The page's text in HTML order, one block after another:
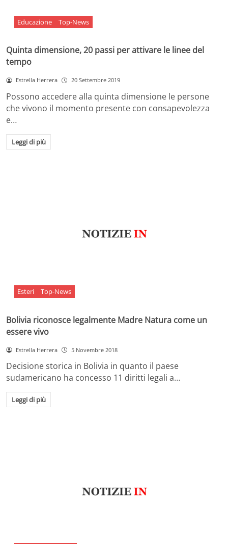
Educazione Top-News
Quinta dimensione, 20 passi per attivare le linee del
tempo
Estrella Herrera 20 Settembre 2019
Possono accedere alla quinta dimensione le persone
che vivono il momento presente con consapevolezza
e…
Leggi di più
Esteri Top-News
Bolivia riconosce legalmente Madre Natura come un
essere vivo
Estrella Herrera 5 Novembre 2018
Decisione storica in Bolivia in quanto il paese
sudamericano ha concesso 11 diritti legali a…
Leggi di più